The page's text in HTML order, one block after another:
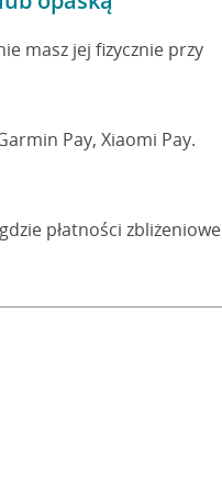
masz jej fizycznie przy
Pay, Xiaomi Pay.
płatności zbliżeniowe